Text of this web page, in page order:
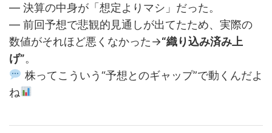
— 決算の中身が「想定よりマシ」だった。
— 前回予想で悲観的見通しが出てたため、実際の
数値がそれほど悪くなかった→“織り込み済み上
げ”。
株ってこういう“予想とのギャップ”で動くんだよ
ね